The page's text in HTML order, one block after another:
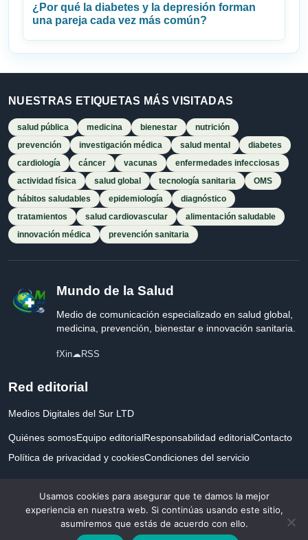
¿Por qué la diabetes y la depresión forman
una pareja cada vez más común?
NUESTRAS ETIQUETAS MÁS VISITADAS
salud pública medicina bienestar
nutrición
prevención
investigación médica salud mental
diabetes
cardiología
cáncer vacunas
enfermedades infecciosas
actividad física
salud global tecnología sanitaria
OMS
hábitos saludables
epidemiología
diagnóstico
tratamientos
salud cardiovascular
alimentación saludable
innovación médica
prevención sanitaria
Mundo de la Salud
Medio de comunicación especializado en salud global,
medicina, prevención, bienestar e innovación sanitaria.
fXin☁RSS
Red editorial
Medios Digitales del Sur LTD
Quiénes somosEquipo editorialResponsabilidad editorialContacto
Política de privacidad y cookiesCondiciones del servicio
© 2026 Mundo de la Salud. Todos los derechos reservados. Desarrollado con
Usamos cookies para asegurar que te damos la mejor
experiencia en nuestra web. Si continúas usando este sitio,
asumiremos que estás de acuerdo con ello.